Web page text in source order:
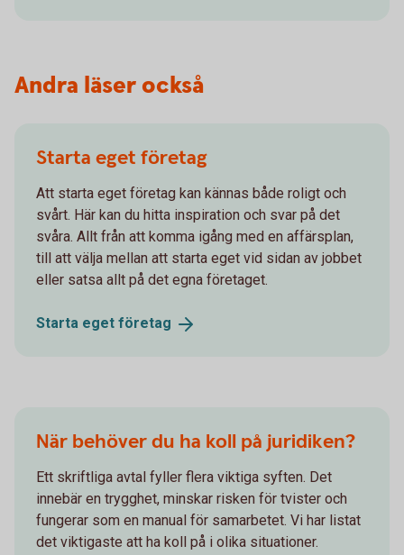
Andra läser också
Starta eget företag
Att starta eget företag kan kännas både roligt och
svårt. Här kan du hitta inspiration och svar på det
svåra. Allt från att komma igång med en affärsplan,
till att välja mellan att starta eget vid sidan av jobbet
eller satsa allt på det egna företaget.
Starta eget företag
När behöver du ha koll på juridiken?
Ett skriftliga avtal fyller flera viktiga syften. Det
innebär en trygghet, minskar risken för tvister och
fungerar som en manual för samarbetet. Vi har listat
det viktigaste att ha koll på i olika situationer.